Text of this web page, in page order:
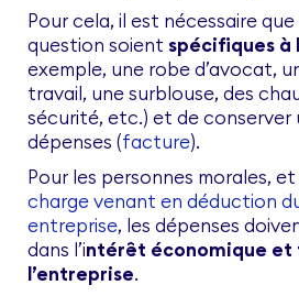
Pour cela, il est nécessaire
question soient spécifiques à
exemple, une robe d’avocat,
travail, une surblouse, des
sécurité, etc.) et de conserver
dépenses (facture).
Pour les personnes morales,
charge venant en déduction
entreprise, les dépenses
dans l’intérêt économique et
l’entreprise.